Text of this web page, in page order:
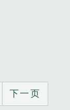
下一页